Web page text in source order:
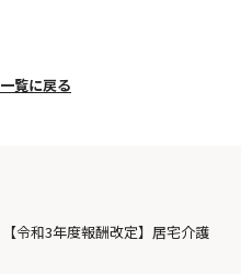
一覧に戻る
【令和3年度報酬改定】居宅介護